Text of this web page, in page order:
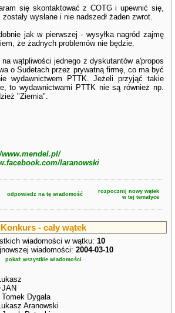
się skontaktować z COTG i upewnić się,
wysłane i nie nadszedł żaden zwrot.
jak w pierwszej - wysyłka nagród zajmę
że żadnych problemów nie będzie.
na wątpliwości jednego z dyskutantów a'propos
o Sudetach przez prywatną firmę, co ma być
wydawnictwem PTTK. Jeżeli przyjąć takie
to wydawnictwami PTTK nie są również np.
"Ziemia".
laranowski
odpowiedz na tę wiadomość
rozpocznij nowy wątek
w tej tematyce
Konkurs - cały wątek
wiadomości w wątku: 10
wiadomości: 2004-03-10
pokaż wszystkie wiadomości
Dygała
Aranowski